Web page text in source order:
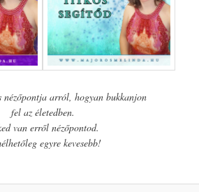
nézőpontja arról, hogyan bukkanjon
fel az életedben.
van erről nézőpontod.
egyre kevesebb!